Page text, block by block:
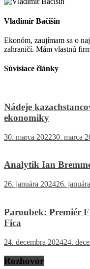
Vladimír Bačišin
Ekonóm, zaujímam sa o
zahraničí. Mám vlastnú
Súvisiace články
Nádeje
ekonomiky
30. marca 202230. marca
Analytik Ian
26. januára 202426.
Paroubek: Premiér
Fica
24. decembra 202424.
Rozhovor